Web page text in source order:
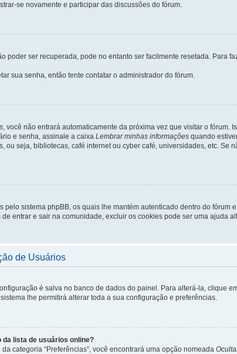
se novamente e participar das discussões do fórum.
poder ser recuperada, pode no entanto ser facilmente resetada. Para
sua senha, então tente contatar o administrador do fórum.
, você não entrará automaticamente da próxima vez que visitar o fórum.
e senha, assinale a caixa Lembrar minhas informações quando
ou seja, bibliotecas, café internet ou cyber café, universidades, etc.
pelo sistema phpBB, os quais lhe mantém autenticado dentro do
entrar e sair na comunidade, excluir os cookies pode ser uma ajuda
de Usuários
é salva no banco de dados do painel. Para alterá-la, clique
lhe permitirá alterar toda a sua configuração e preferências.
lista de usuários online?
categoria “Preferências”, você encontrará uma opção nomeada